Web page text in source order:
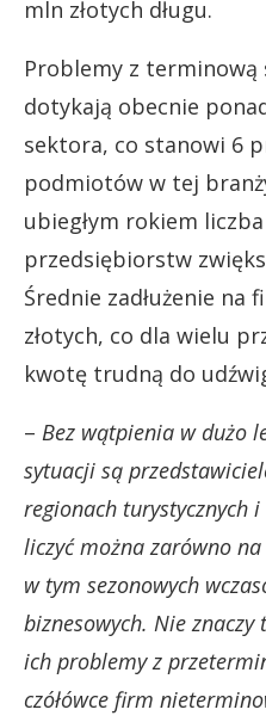
mln złotych długu.
Problemy z terminową
dotykają obecnie
sektora, co stanowi 6
podmiotów w tej
ubiegłym rokiem liczba
przedsiębiorstw
Średnie zadłużenie na
złotych, co dla wielu
kwotę trudną do
– Bez wątpienia w dużo
sytuacji są
regionach turystycznych
liczyć można zarówno
w tym sezonowych
biznesowych. Nie
ich problemy z
czółówce firm